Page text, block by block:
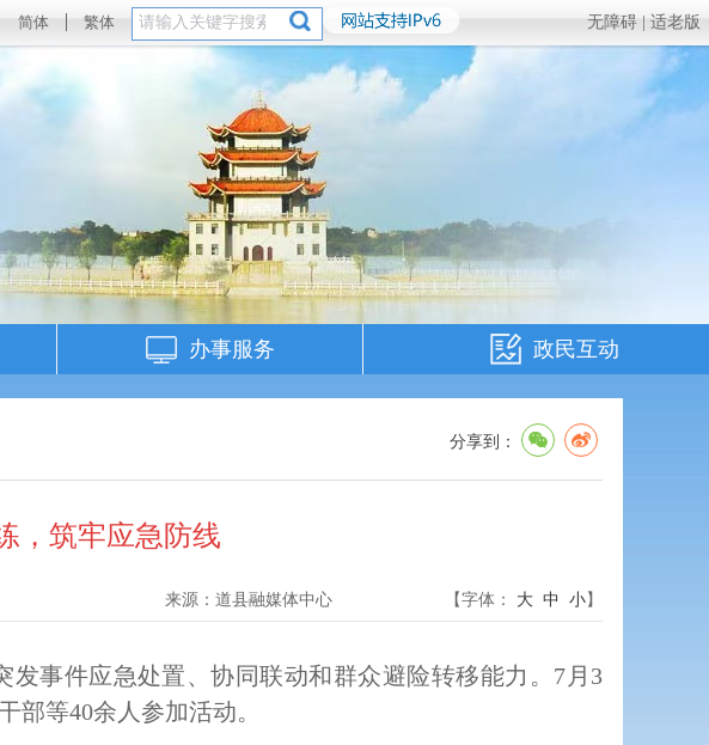
简体 繁体 无障碍 | 适老版
办事服务 政民互动
分享到：
，筑牢应急防线
来源： 道县融媒体中心 【字体： 大 中 小】
事件应急处置、协同联动和群众避险转移能力。7月3
部等40余人参加活动。